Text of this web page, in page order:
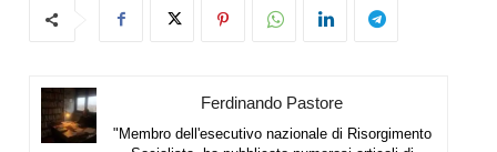
Ferdinando Pastore
"Membro dell'esecutivo nazionale di Risorgimento